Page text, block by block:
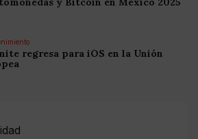
regresa para iOS en la Unión